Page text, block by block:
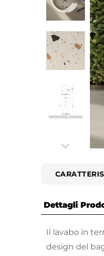
Dettagli
Il lavabo in
design del